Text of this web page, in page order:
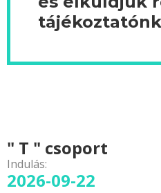
" T " csoport
Indulás:
2026-09-22